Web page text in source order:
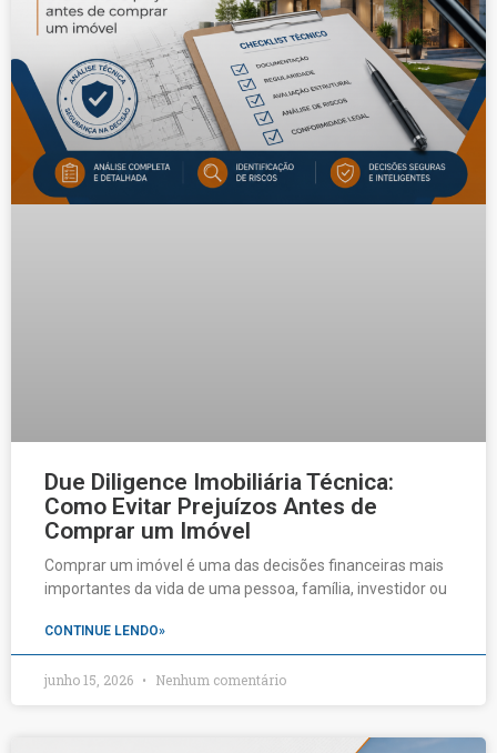
Due Diligence Imobiliária Técnica:
Como Evitar Prejuízos Antes de
Comprar um Imóvel
Comprar um imóvel é uma das decisões financeiras mais
importantes da vida de uma pessoa, família, investidor ou
CONTINUE LENDO»
junho 15, 2026 Nenhum comentário